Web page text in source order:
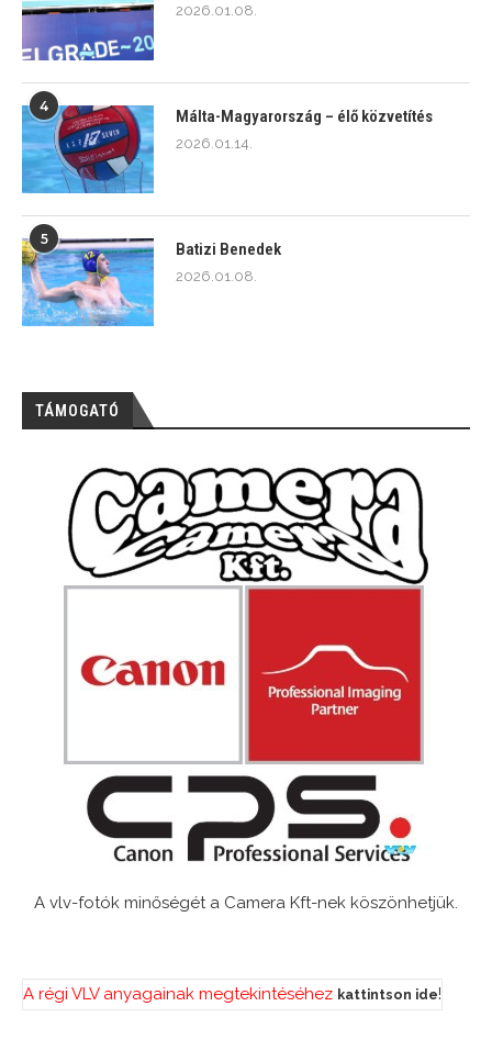
2026.01.08.
4
Málta-Magyarország – élő közvetítés
2026.01.14.
5
Batizi Benedek
2026.01.08.
TÁMOGATÓ
A vlv-fotók minőségét a Camera Kft-nek köszönhetjük.
A régi VLV anyagainak megtekintéséhez kattintson ide!